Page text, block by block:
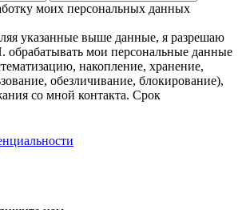
моих персональных данных
указанные выше данные, я разрешаю
мои персональные данные
накопление, хранение,
обезличивание, блокирование),
со мной контакта. Срок